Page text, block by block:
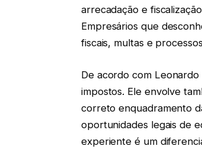
arrecadação e
Empresários que
fiscais, multas e
De acordo com
impostos. Ele envolve
correto enquadramento
oportunidades legais de
experiente é um